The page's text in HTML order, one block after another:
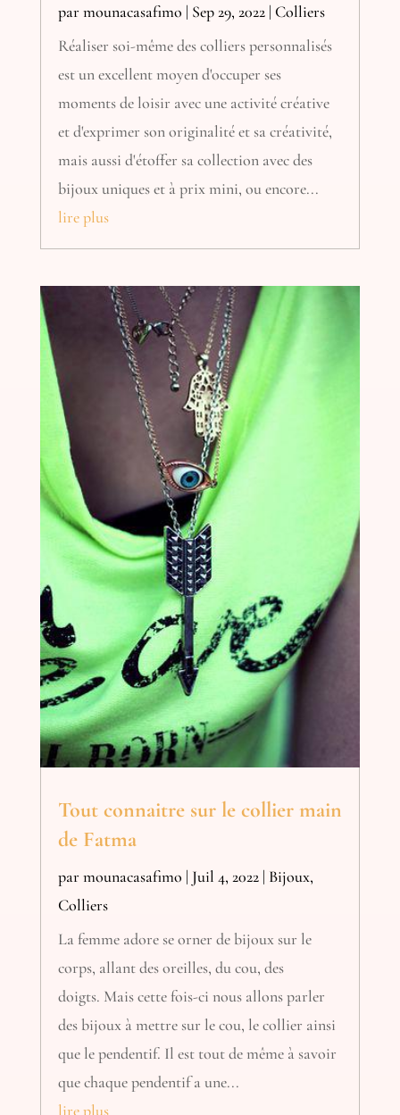
parmounacasafimo | Sep 29, 2022| Colliers
Réaliser soi-même des colliers personnalisés
est un excellent moyen d'occuper ses
moments de loisir avec une activité créative
et d'exprimer son originalité et sa créativité,
mais aussi d'étoffer sa collection avec des
bijoux uniques et à prix mini, ou encore...
lire plus
Tout connaitre sur le collier main
de Fatma
parmounacasafimo | Juil 4, 2022| Bijoux,
Colliers
La femme adore se orner de bijoux sur le
corps, allant des oreilles, du cou, des
doigts. Mais cette fois-ci nous allons parler
des bijoux à mettre sur le cou, le collier ainsi
que le pendentif. Il est tout de même à savoir
que chaque pendentif a une...
lire plus